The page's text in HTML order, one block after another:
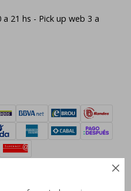

21 hs - Pick up web 3 a